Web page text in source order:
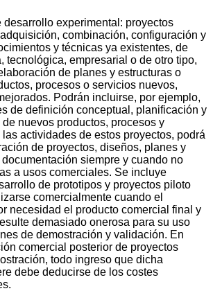
desarrollo experimental: proyectos
combinación, configuración y
y técnicas ya existentes, de
tecnológica, empresarial o de otro tipo,
de planes y estructuras o
procesos o servicios nuevos,
Podrán incluirse, por ejemplo,
de definición conceptual, planificación y
nuevos productos, procesos y
actividades de estos proyectos, podrá
de proyectos, diseños, planes y
siempre y cuando no
a usos comerciales. Se incluye
de prototipos y proyectos piloto
comercialmente cuando el
necesidad el producto comercial final y
demasiado onerosa para su uso
de demostración y validación. En
comercial posterior de proyectos
todo ingreso que dicha
debe deducirse de los costes